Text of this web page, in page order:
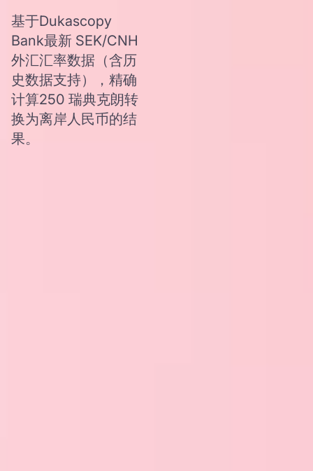
基于Dukascopy
Bank最新 SEK/CNH
外汇汇率数据（含历
史数据支持），精确
计算250 瑞典克朗转
换为离岸人民币的结
果。